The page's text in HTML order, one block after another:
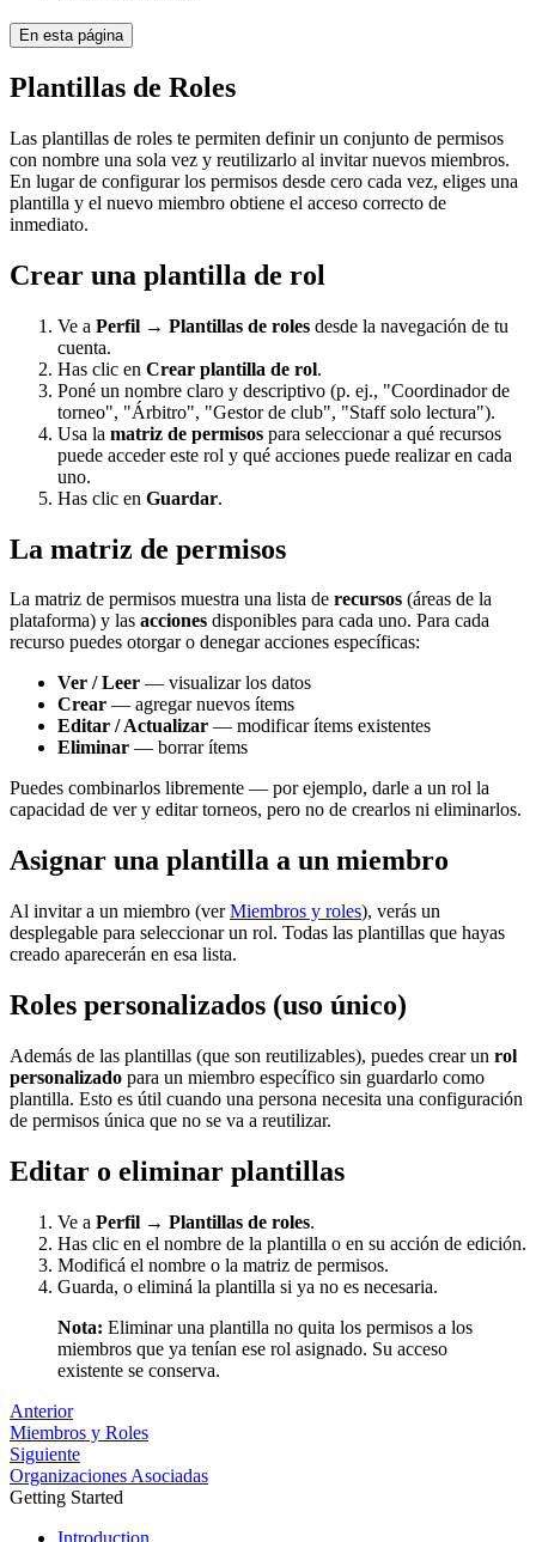
En esta página
Plantillas de Roles
Las plantillas de roles te permiten definir un conjunto de permisos
con nombre una sola vez y reutilizarlo al invitar nuevos miembros.
En lugar de configurar los permisos desde cero cada vez, eliges una
plantilla y el nuevo miembro obtiene el acceso correcto de
inmediato.
Crear una plantilla de rol
Ve a Perfil → Plantillas de roles desde la navegación de tu
cuenta.
Has clic en Crear plantilla de rol.
Poné un nombre claro y descriptivo (p. ej., "Coordinador de
torneo", "Árbitro", "Gestor de club", "Staff solo lectura").
Usa la matriz de permisos para seleccionar a qué recursos
puede acceder este rol y qué acciones puede realizar en cada
uno.
Has clic en Guardar.
La matriz de permisos
La matriz de permisos muestra una lista de recursos (áreas de la
plataforma) y las acciones disponibles para cada uno. Para cada
recurso puedes otorgar o denegar acciones específicas:
Ver / Leer — visualizar los datos
Crear — agregar nuevos ítems
Editar / Actualizar — modificar ítems existentes
Eliminar — borrar ítems
Puedes combinarlos libremente — por ejemplo, darle a un rol la
capacidad de ver y editar torneos, pero no de crearlos ni eliminarlos.
Asignar una plantilla a un miembro
Al invitar a un miembro (verMiembros y roles), verás un
desplegable para seleccionar un rol. Todas las plantillas que hayas
creado aparecerán en esa lista.
Roles personalizados (uso único)
Además de las plantillas (que son reutilizables), puedes crear un rol
personalizado para un miembro específico sin guardarlo como
plantilla. Esto es útil cuando una persona necesita una configuración
de permisos única que no se va a reutilizar.
Editar o eliminar plantillas
Ve a Perfil → Plantillas de roles.
Has clic en el nombre de la plantilla o en su acción de edición.
Modificá el nombre o la matriz de permisos.
Guarda, o eliminá la plantilla si ya no es necesaria.
Nota: Eliminar una plantilla no quita los permisos a los
miembros que ya tenían ese rol asignado. Su acceso
existente se conserva.
Anterior
Miembros y Roles
Siguiente
Organizaciones Asociadas
Getting Started
Introduction